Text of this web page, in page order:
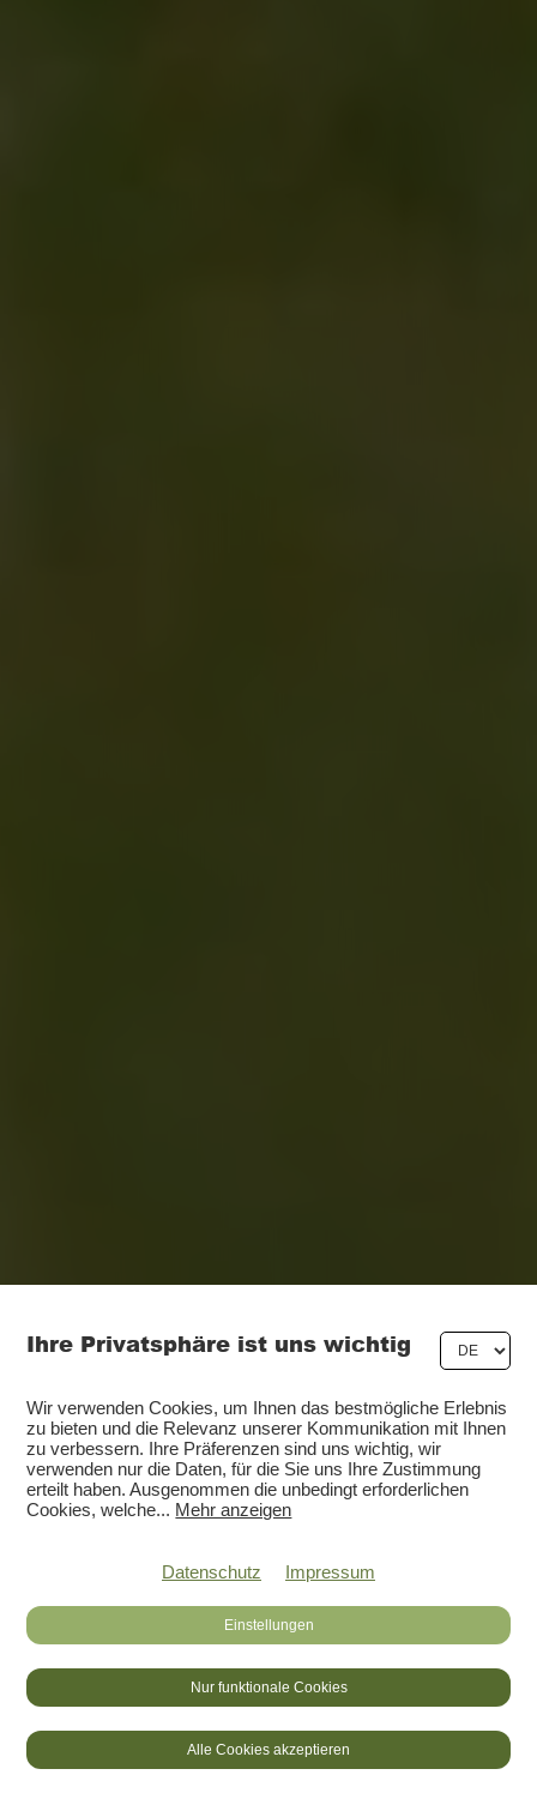
LOGIN
FR
DE
Ihre Privatsphäre ist uns wichtig
Wir verwenden Cookies, um Ihnen das bestmögliche Erlebnis
zu bieten und die Relevanz unserer Kommunikation mit Ihnen
zu verbessern. Ihre Präferenzen sind uns wichtig, wir
verwenden nur die Daten, für die Sie uns Ihre Zustimmung
erteilt haben. Ausgenommen die unbedingt erforderlichen
Cookies, welche... Mehr anzeigen
Datenschutz Impressum
Einstellungen
Nur funktionale Cookies
Alle Cookies akzeptieren